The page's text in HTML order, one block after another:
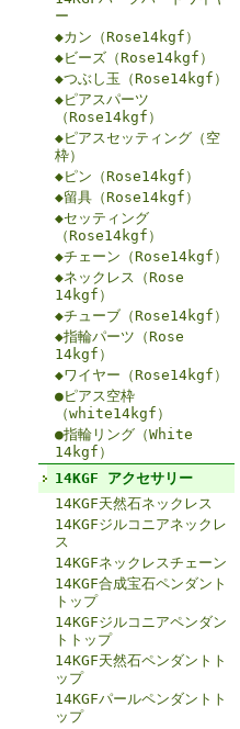
ー
◆カン（Rose14kgf）
◆ビーズ（Rose14kgf）
◆つぶし玉（Rose14kgf）
◆ピアスパーツ
（Rose14kgf）
◆ピアスセッティング（空
枠）
◆ピン（Rose14kgf）
◆留具（Rose14kgf）
◆セッティング
（Rose14kgf）
◆チェーン（Rose14kgf）
◆ネックレス（Rose
14kgf）
◆チューブ（Rose14kgf）
◆指輪パーツ（Rose
14kgf）
◆ワイヤー（Rose14kgf）
●ピアス空枠
（white14kgf）
●指輪リング（White
14kgf）
14KGF アクセサリー
14KGF天然石ネックレス
14KGFジルコニアネックレ
ス
14KGFネックレスチェーン
14KGF合成宝石ペンダント
トップ
14KGFジルコニアペンダン
トトップ
14KGF天然石ペンダントト
ップ
14KGFパールペンダントト
ップ